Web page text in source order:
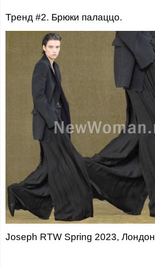
Тренд #2. Брюки палаццо.
Joseph RTW Spring 2023, Лондон